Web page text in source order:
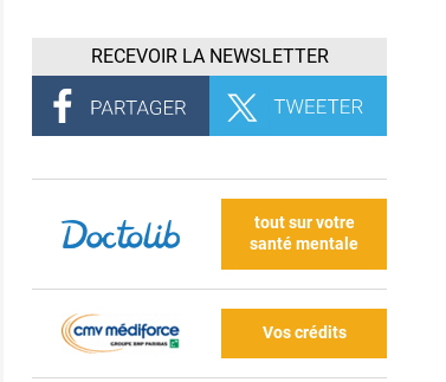
RECEVOIR LA NEWSLETTER
tout sur votre
santé mentale
Vos crédits